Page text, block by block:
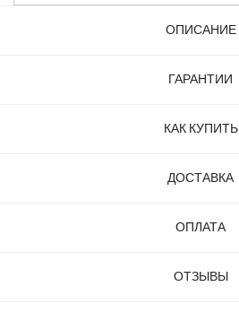
ОПИСАНИЕ
ГАРАНТИИ
КАК КУПИТЬ
ДОСТАВКА
ОПЛАТА
ОТЗЫВЫ